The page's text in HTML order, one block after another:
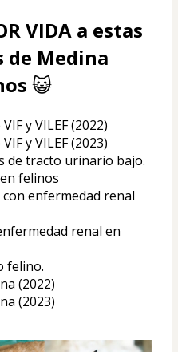
VIDA a estas
de Medina
😺
y VILEF (2022)
y VILEF (2023)
de tracto urinario bajo.
felinos
enfermedad renal
renal en
felino.
(2022)
(2023)